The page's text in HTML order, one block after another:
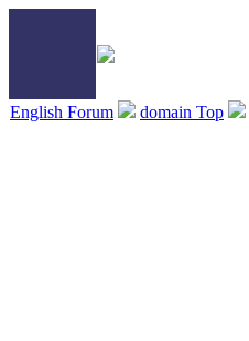
English Forum domain Top